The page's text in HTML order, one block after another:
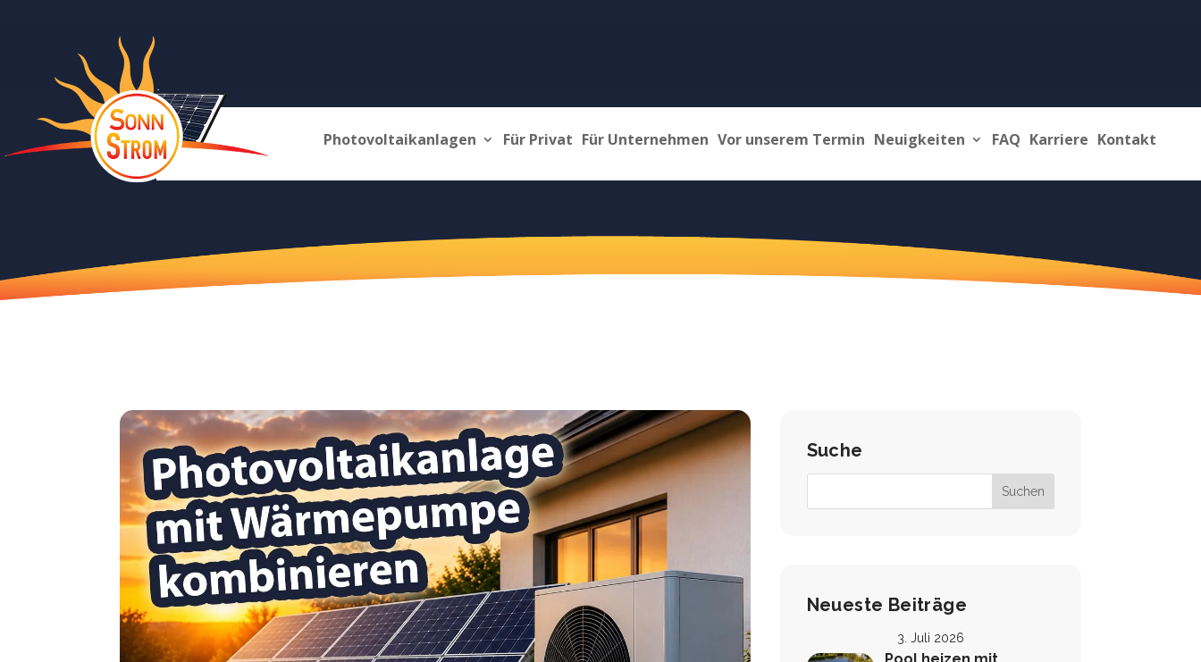
Photovoltaikanlagen Für Privat Für Unternehmen Vor unserem Termin Neuigkeiten FAQ Karriere Kontakt
Suche
Neueste Beiträge
3. Juli 2026